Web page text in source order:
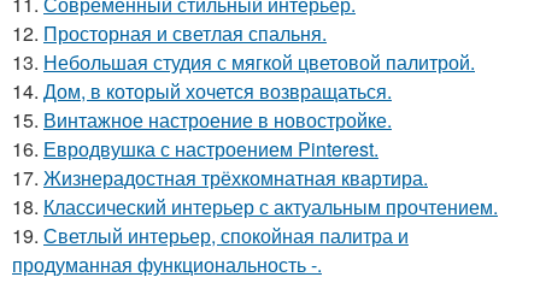
12. Просторная и светлая спальня.
13. Небольшая студия с мягкой цветовой палитрой.
14. Дом, в который хочется возвращаться.
15. Винтажное настроение в новостройке.
16. Евродвушка с настроением Pinterest.
17. Жизнерадостная трёхкомнатная квартира.
18. Классический интерьер с актуальным прочтением.
19. Светлый интерьер, спокойная палитра и
продуманная функциональность -.